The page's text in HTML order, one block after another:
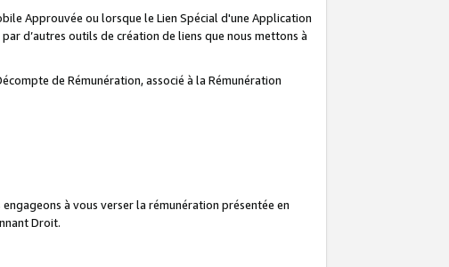
Approuvée ou lorsque le Lien Spécial d'une Application
d’autres outils de création de liens que nous mettons à
de Rémunération, associé à la Rémunération
engageons à vous verser la rémunération présentée en
Droit.